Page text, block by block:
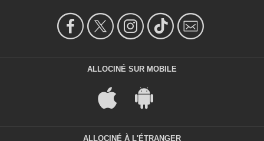
ALLOCINÉ SUR MOBILE
ALLOCINÉ À L'ÉTRANGER